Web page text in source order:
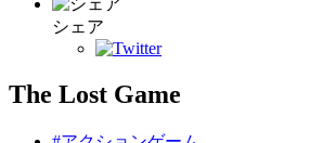
シェア
The Lost Game